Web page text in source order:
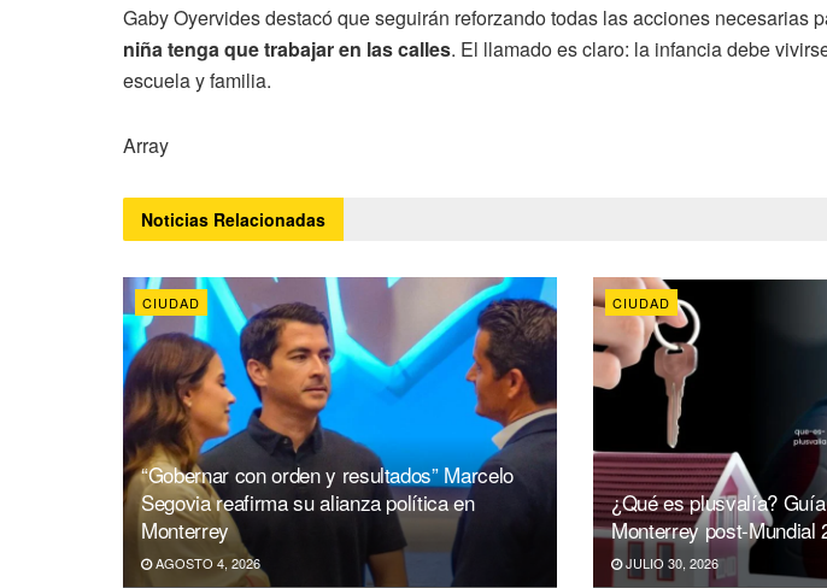
Gaby Oyervides destacó que seguirán reforzando todas las acciones necesarias
niña tenga que trabajar en las calles. El llamado es claro: la infancia debe
escuela y familia.
Array
Noticias Relacionadas
CIUDAD
“Gobernar con orden y resultados” Marcelo
Segovia reafirma su alianza política en
Monterrey
AGOSTO 4, 2026
CIUDAD
¿Qué es plusvalía?
Monterrey post-Mundial
JULIO 30, 2026